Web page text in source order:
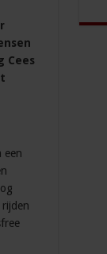
Cees
een